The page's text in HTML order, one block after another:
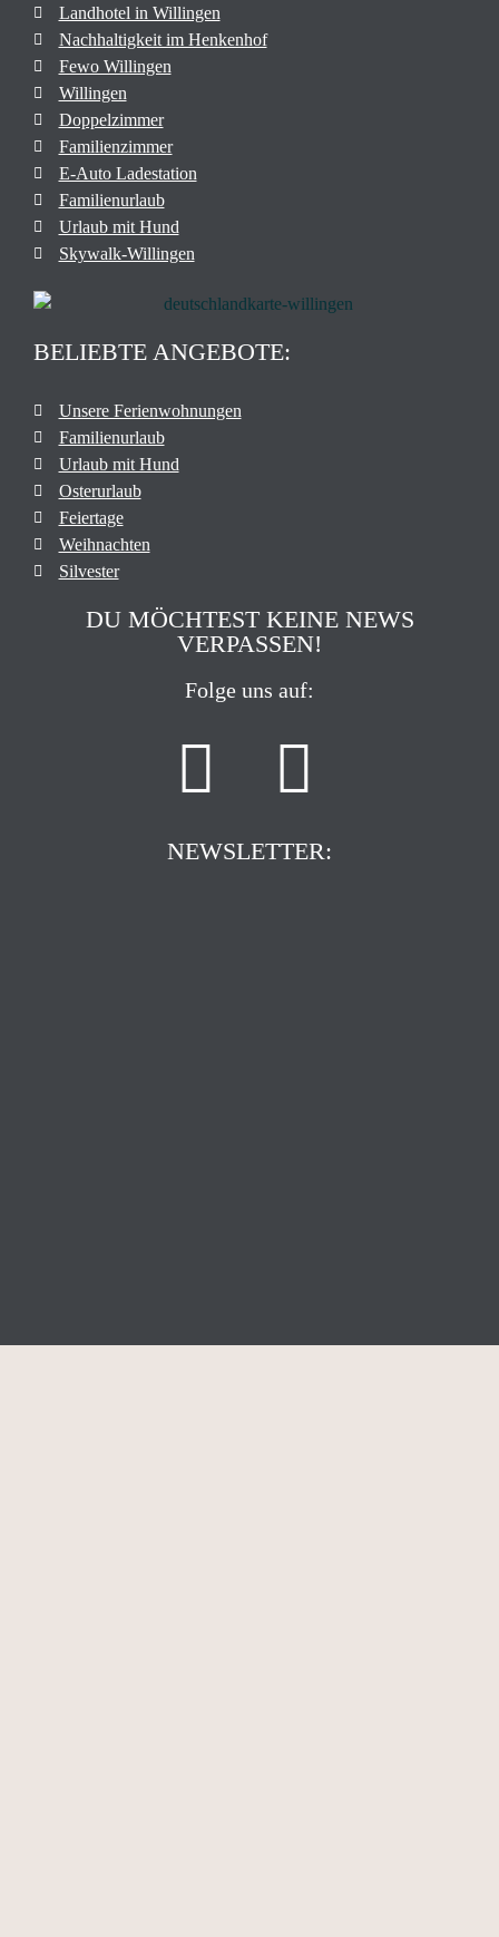
Landhotel in Willingen
Nachhaltigkeit im Henkenhof
Fewo Willingen
Willingen
Doppelzimmer
Familienzimmer
E-Auto Ladestation
Familienurlaub
Urlaub mit Hund
Skywalk-Willingen
BELIEBTE ANGEBOTE:
Unsere Ferienwohnungen
Familienurlaub
Urlaub mit Hund
Osterurlaub
Feiertage
Weihnachten
Silvester
DU MÖCHTEST KEINE NEWS
VERPASSEN!
Folge uns auf:
NEWSLETTER: